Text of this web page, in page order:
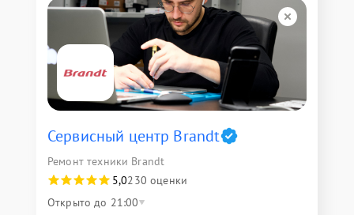
Сервисный центр Brandt
Ремонт техники Brandt
5,0230 оценки
Открыто до 21:00